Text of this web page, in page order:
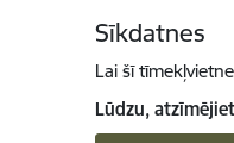
Sīkdatnes
Lai šī
Lūdzu,